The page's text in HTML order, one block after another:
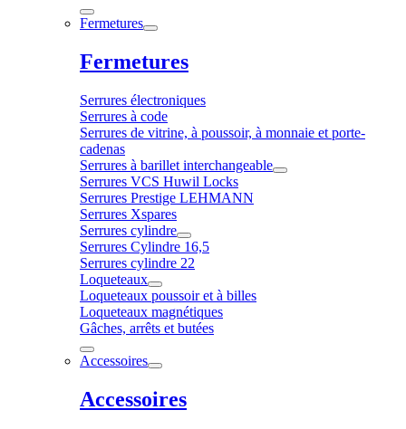
Fermetures
Fermetures
Serrures électroniques
Serrures à code
Serrures de vitrine, à poussoir, à monnaie et porte-
cadenas
Serrures à barillet interchangeable
Serrures VCS Huwil Locks
Serrures Prestige LEHMANN
Serrures Xspares
Serrures cylindre
Serrures Cylindre 16,5
Serrures cylindre 22
Loqueteaux
Loqueteaux poussoir et à billes
Loqueteaux magnétiques
Gâches, arrêts et butées
Accessoires
Accessoires